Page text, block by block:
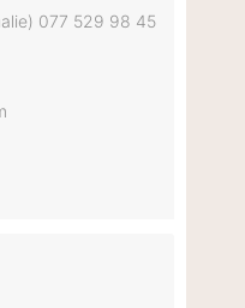
077 529 98 45